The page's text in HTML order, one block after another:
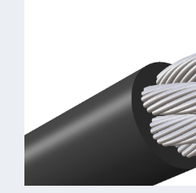
: sehr flexibel, zugfest,
> Mehr
> Artikel